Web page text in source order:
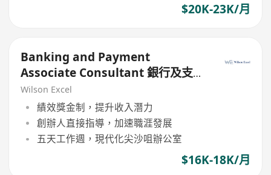
$20K-23K/月
Banking and Payment
Associate Consultant 銀行及支付
助理顧問
Wilson Excel
績效獎金制，提升收入潛力
創辦人直接指導，加速職涯發展
五天工作週，現代化尖沙咀辦公室
$16K-18K/月